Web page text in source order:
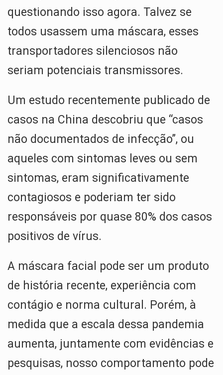
questionando isso agora. Talvez se
todos usassem uma máscara, esses
transportadores silenciosos não
seriam potenciais transmissores.
Um estudo recentemente publicado de
casos na China descobriu que “casos
não documentados de infecção”, ou
aqueles com sintomas leves ou sem
sintomas, eram significativamente
contagiosos e poderiam ter sido
responsáveis ​​por quase 80% dos casos
positivos de vírus.
A máscara facial pode ser um produto
de história recente, experiência com
contágio e norma cultural. Porém, à
medida que a escala dessa pandemia
aumenta, juntamente com evidências e
pesquisas, nosso comportamento pode